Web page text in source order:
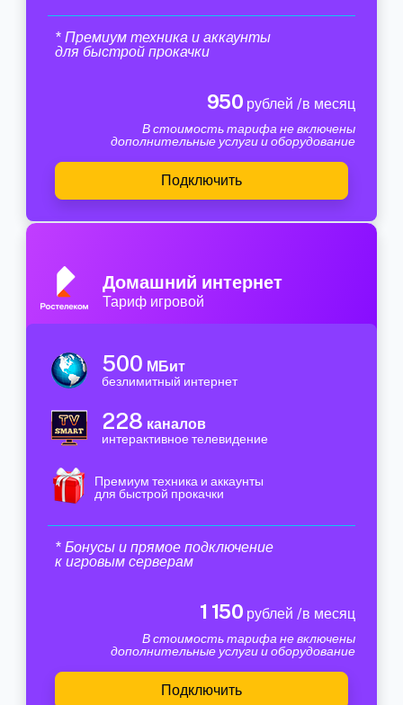
* Премиум техника и аккаунты
для быстрой прокачки
950 рублей /в месяц
В стоимость тарифа не включены
дополнительные услуги и оборудование
Подключить
Домашний интернет
Тариф игровой
500 МБит
безлимитный интернет
228 каналов
интерактивное телевидение
Премиум техника и аккаунты
для быстрой прокачки
* Бонусы и прямое подключение
к игровым серверам
1 150 рублей /в месяц
В стоимость тарифа не включены
дополнительные услуги и оборудование
Подключить